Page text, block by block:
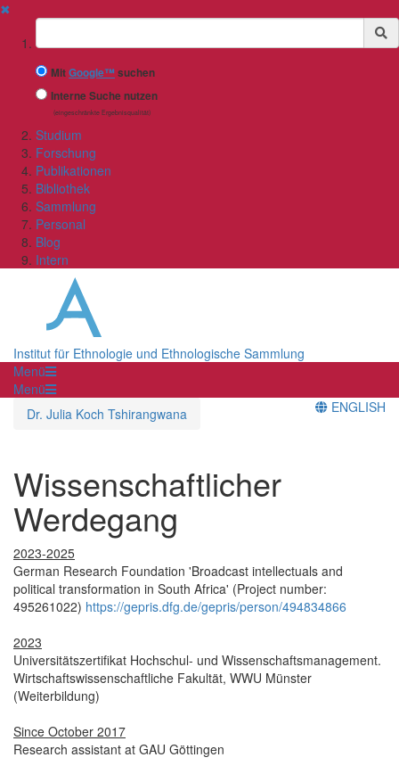
✖
Suchbegriff
MitGoogle™ suchen
Interne Suche nutzen
(eingeschränkte Ergebnisqualität)
Studium
Forschung
Publikationen
Bibliothek
Sammlung
Personal
Blog
Intern
Institut für Ethnologie und Ethnologische Sammlung
Menü
Menü
Dr. Julia Koch Tshirangwana
ENGLISH
Wissenschaftlicher
Werdegang
2023-2025
German Research Foundation 'Broadcast intellectuals and
political transformation in South Africa' (Project number:
495261022) https://gepris.dfg.de/gepris/person/494834866
2023
Universitätszertifikat Hochschul- und Wissenschaftsmanagement.
Wirtschaftswissenschaftliche Fakultät, WWU Münster
(Weiterbildung)
Since October 2017
Research assistant at GAU Göttingen